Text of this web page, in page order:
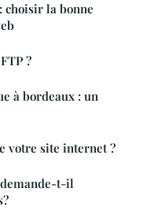
la bonne
?
à bordeaux : un
votre site internet ?
t-il